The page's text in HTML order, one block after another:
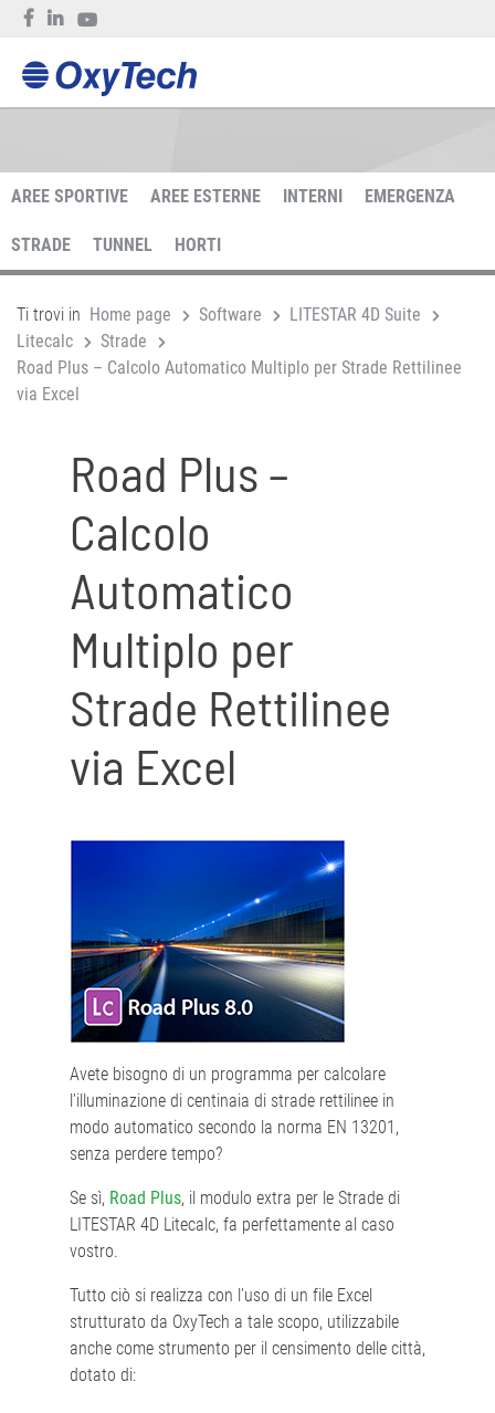
AREE SPORTIVE AREE ESTERNE INTERNI EMERGENZA
STRADE TUNNEL HORTI
Ti trovi in Home page Software
LITESTAR 4D Suite
Litecalc
Strade
Road Plus – Calcolo Automatico Multiplo per Strade Rettilinee
via Excel
Road Plus –
Calcolo
Automatico
Multiplo per
Strade Rettilinee
via Excel
Avete bisogno di un programma per calcolare
l’illuminazione di centinaia di strade rettilinee in
modo automatico secondo la norma EN 13201,
senza perdere tempo?
Se sì, Road Plus, il modulo extra per le Strade di
LITESTAR 4D Litecalc, fa perfettamente al caso
vostro.
Tutto ciò si realizza con l’uso di un file Excel
strutturato da OxyTech a tale scopo, utilizzabile
anche come strumento per il censimento delle città,
dotato di: